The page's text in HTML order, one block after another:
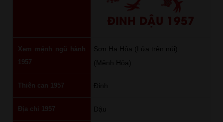
ĐINH DẬU 1957
Xem mệnh ngũ hành
1957
Sơn Hạ Hỏa (Lửa trên núi)
(Mệnh Hỏa)
Thiên can 1957 Đinh
Địa chi 1957 Dậu